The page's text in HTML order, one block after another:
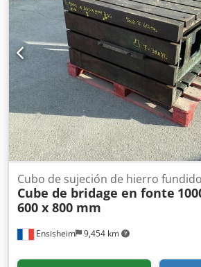
Ensisheim 9,454 km
Cubo de sujeción de hierro fundido
Cube de bridage en fonte
600 x 800 mm